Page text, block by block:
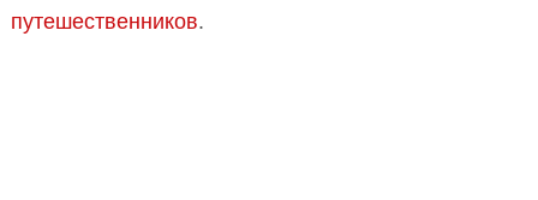
путешественников.